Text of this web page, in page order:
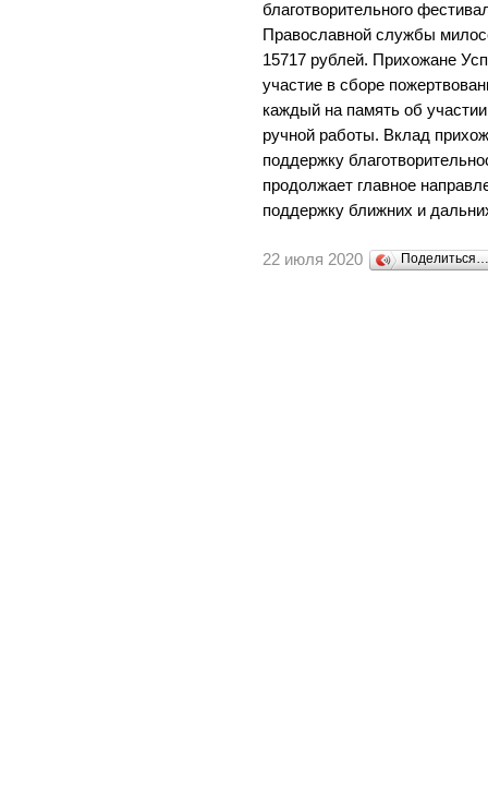
благотворительного
Православной службы
15717 рублей. Прихожане
участие в сборе
каждый на память об
ручной работы. Вклад
поддержку
продолжает главное
поддержку ближних и
22 июля 2020